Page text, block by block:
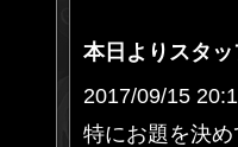
本日よりスタ
2017/09/15
特にお題を決